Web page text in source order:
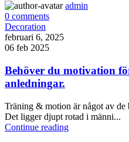
admin
0 comments
Decoration
februari 6, 2025
06 feb 2025
Behöver du motivation
anledningar.
Träning & motion är något av de
Det ligger djupt rotad i männi...
Continue reading